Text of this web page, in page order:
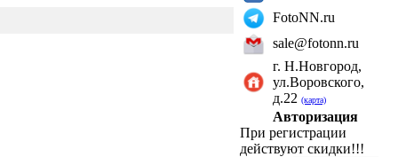
FotoNN.ru
sale@fotonn.ru
г. Н.Новгород,
ул.Воровского,
д.22 (карта)
Авторизация
При регистрации
действуют скидки!!!